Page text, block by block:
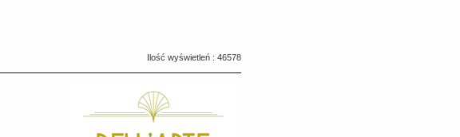
Ilość wyświetleń : 46578